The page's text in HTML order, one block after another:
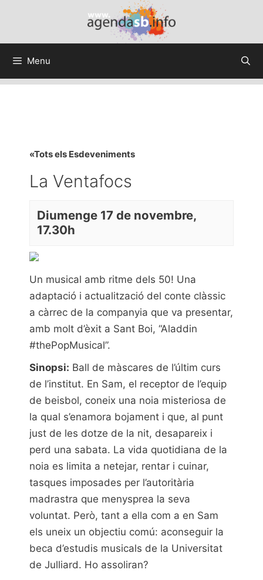
Menu
«Tots els Esdeveniments
La Ventafocs
Diumenge 17 de novembre,
17.30h
Un musical amb ritme dels 50! Una
adaptació i actualització del conte clàssic
a càrrec de la companyia que va presentar,
amb molt d’èxit a Sant Boi, “Aladdin
#thePopMusical”.
Sinopsi: Ball de màscares de l’últim curs
de l’institut. En Sam, el receptor de l’equip
de beisbol, coneix una noia misteriosa de
la qual s’enamora bojament i que, al punt
just de les dotze de la nit, desapareix i
perd una sabata. La vida quotidiana de la
noia es limita a netejar, rentar i cuinar,
tasques imposades per l’autoritària
madrastra que menysprea la seva
voluntat. Però, tant a ella com a en Sam
els uneix un objectiu comú: aconseguir la
beca d’estudis musicals de la Universitat
de Julliard. Ho assoliran?